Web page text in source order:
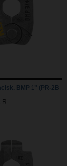
BMP 1" (PR-2B
R